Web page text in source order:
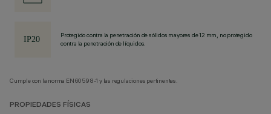
Protegido contra la penetración de sólidos mayores de 12 mm, no protegido
contra la penetración de líquidos.
Cumple con la norma EN60598-1 y las regulaciones pertinentes.
PROPIEDADES FÍSICAS